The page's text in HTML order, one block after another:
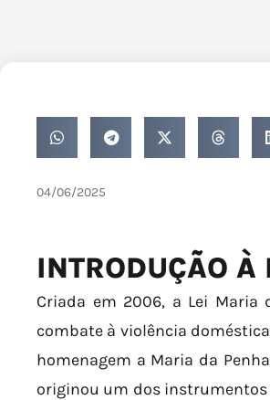
04/06/2025
INTRODUÇÃO
Criada em 2006, a Lei Maria
combate à violência
homenagem a Maria da
originou um dos